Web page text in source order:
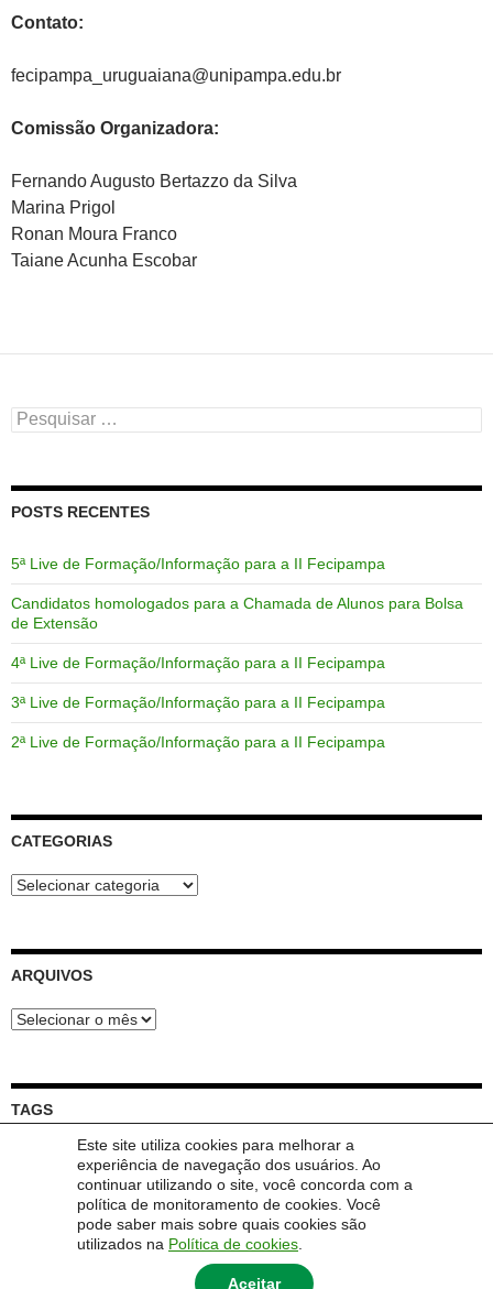
Este site utiliza cookies para melhorar a
experiência de navegação dos usuários. Ao
continuar utilizando o site, você concorda com a
política de monitoramento de cookies. Você
pode saber mais sobre quais cookies são
utilizados na Política de cookies
Aceitar
Contato:
fecipampa_uruguaiana@unipampa.edu.br
Comissão Organizadora:
Fernando Augusto Bertazzo da Silva
Marina Prigol
Ronan Moura Franco
Taiane Acunha Escobar
Pesquisar
por:
POSTS RECENTES
5ª Live de Formação/Informação para a II Fecipampa
Candidatos homologados para a Chamada de Alunos para Bolsa
de Extensão
4ª Live de Formação/Informação para a II Fecipampa
3ª Live de Formação/Informação para a II Fecipampa
2ª Live de Formação/Informação para a II Fecipampa
CATEGORIAS
Categorias
ARQUIVOS
Arquivos
TAGS
Chamada Circular Convite Dúvida Encomenda Feira
Inscrição Integradora Lançamento Live Reunião
Trabalho